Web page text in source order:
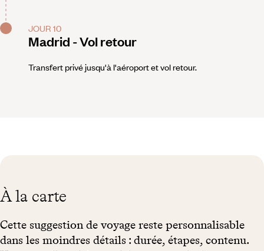
JOUR 10
Madrid - Vol retour
Transfert privé jusqu'à l'aéroport et vol retour.
À la carte
Cette suggestion de voyage reste personnalisable
dans les moindres détails : durée, étapes, contenu.